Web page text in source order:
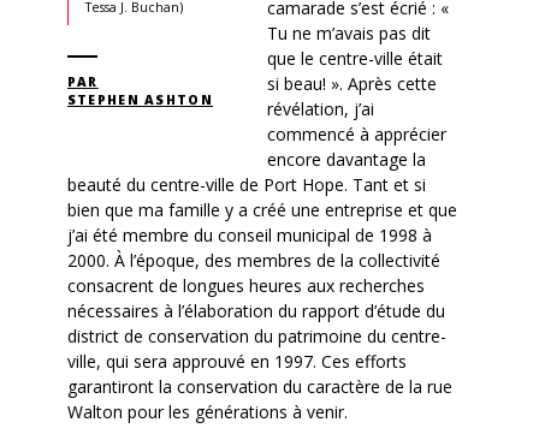
Tessa J. Buchan)
PAR
STEPHEN ASHTON
camarade s’est écrié : «
Tu ne m’avais pas dit
que le centre-ville était
si beau! ». Après cette
révélation, j’ai
commencé à apprécier
encore davantage la
beauté du centre-ville de Port Hope. Tant et si
bien que ma famille y a créé une entreprise et que
j’ai été membre du conseil municipal de 1998 à
2000. À l’époque, des membres de la collectivité
consacrent de longues heures aux recherches
nécessaires à l’élaboration du rapport d’étude du
district de conservation du patrimoine du centre-
ville, qui sera approuvé en 1997. Ces efforts
garantiront la conservation du caractère de la rue
Walton pour les générations à venir.